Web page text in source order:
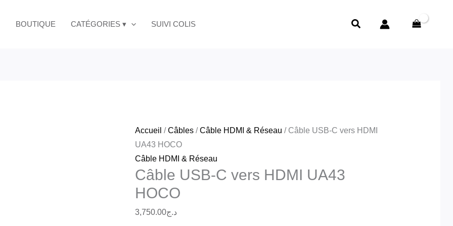
BOUTIQUE CATÉGORIES ▾ SUIVI COLIS Rechercher
Accueil /Câbles /Câble HDMI & Réseau / Câble USB-C vers HDMI
UA43 HOCO
Câble HDMI & Réseau
Câble USB-C vers HDMI UA43
HOCO
د.ج3,750.00